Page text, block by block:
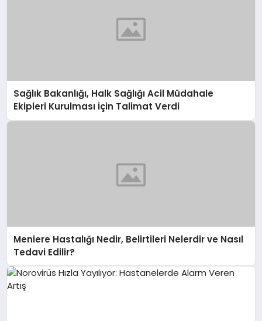
Sağlık Bakanlığı, Halk Sağlığı Acil Müdahale
Ekipleri Kurulması İçin Talimat Verdi
Meniere Hastalığı Nedir, Belirtileri Nelerdir ve Nasıl
Tedavi Edilir?